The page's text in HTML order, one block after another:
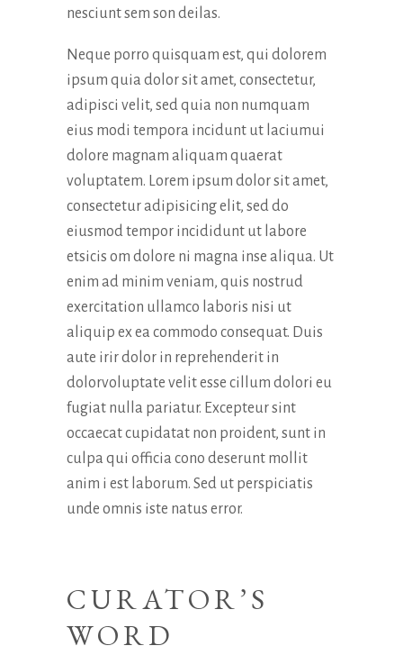
nesciunt sem son deilas.
Neque porro quisquam est, qui dolorem
ipsum quia dolor sit amet, consectetur,
adipisci velit, sed quia non numquam
eius modi tempora incidunt ut laciumui
dolore magnam aliquam quaerat
voluptatem. Lorem ipsum dolor sit amet,
consectetur adipisicing elit, sed do
eiusmod tempor incididunt ut labore
etsicis om dolore ni magna inse aliqua. Ut
enim ad minim veniam, quis nostrud
exercitation ullamco laboris nisi ut
aliquip ex ea commodo consequat. Duis
aute irir dolor in reprehenderit in
dolorvoluptate velit esse cillum dolori eu
fugiat nulla pariatur. Excepteur sint
occaecat cupidatat non proident, sunt in
culpa qui officia cono deserunt mollit
anim i est laborum. Sed ut perspiciatis
unde omnis iste natus error.
CURATOR’S
WORD